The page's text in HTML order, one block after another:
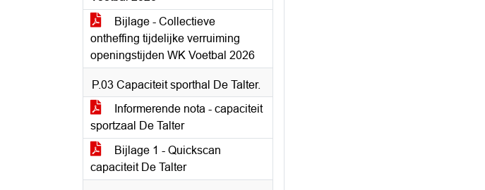
Bijlage - Collectieve
ontheffing tijdelijke verruiming
openingstijden WK Voetbal 2026
P.03 Capaciteit sporthal De Talter.
Informerende nota - capaciteit
sportzaal De Talter
Bijlage 1 - Quickscan
capaciteit De Talter